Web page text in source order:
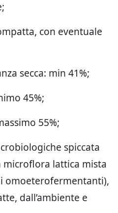
con eventuale
secca: min 41%;
45%;
55%;
spiccata
microflora lattica mista
omoeterofermentanti),
dall’ambiente e